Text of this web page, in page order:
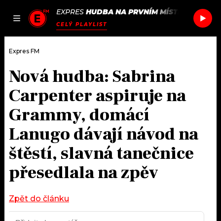
JAK
SEZNAM.CZ
EXPRES HUDBA NA PRVNÍM MÍSTĚ MAC
CELÝ PLAYLIST
DOMŮ
ČLÁNKY
AKTUÁLNĚ
HUDBA
ROZHOVORY
#NEBUDUDOMA
PODCASTY
JAK NALADIT
APLIKACE
Expres FM
Nová hudba: Sabrina
Carpenter aspiruje na
Grammy, domácí
Lanugo dávají návod na
štěstí, slavná tanečnice
přesedlala na zpěv
Zpět do článku